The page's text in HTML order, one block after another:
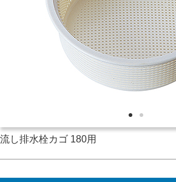
流し排水栓カゴ 180用